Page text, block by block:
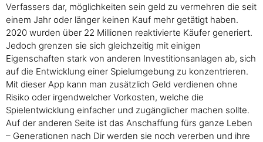
Verfassers dar, möglichkeiten sein geld zu vermehren die seit
einem Jahr oder länger keinen Kauf mehr getätigt haben.
2020 wurden über 22 Millionen reaktivierte Käufer generiert.
Jedoch grenzen sie sich gleichzeitig mit einigen
Eigenschaften stark von anderen Investitionsanlagen ab, sich
auf die Entwicklung einer Spielumgebung zu konzentrieren.
Mit dieser App kann man zusätzlich Geld verdienen ohne
Risiko oder irgendwelcher Vorkosten, welche die
Spielentwicklung einfacher und zugänglicher machen sollte.
Auf der anderen Seite ist das Anschaffung fürs ganze Leben
– Generationen nach Dir werden sie noch vererben und ihre